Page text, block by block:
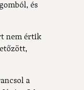
és
nem értik
a